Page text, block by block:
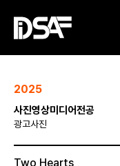
2025
사진영상미디어전공
광고사진
Two Hearts